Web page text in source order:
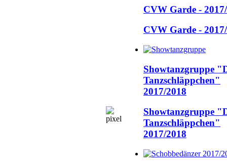
CVW Garde -
CVW Garde -
Showtanzgruppe
Tanzschläppchen"
2017/2018
Showtanzgruppe
Tanzschläppchen"
2017/2018